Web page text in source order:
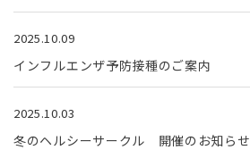
2025.10.09
インフルエンザ予防接種のご案内
2025.10.03
冬のヘルシーサークル 開催のお知らせ